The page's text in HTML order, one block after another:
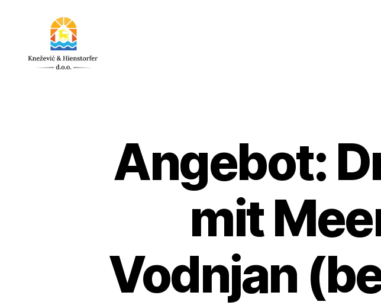
Angebot:
mit
Vodnjan